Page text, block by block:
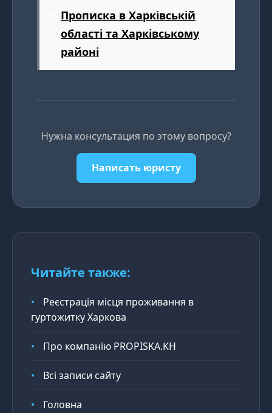
Прописка в Харківській
області та Харківському
районі
Нужна консультация по этому вопросу?
Написать юристу
Читайте также:
•
Реєстрація місця проживання в
гуртожитку Харкова
• Про компанію PROPISKA.KH
• Всі записи сайту
• Головна